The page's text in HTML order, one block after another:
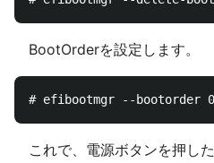
BootOrderを設定します。
これで、電源ボタンを押し